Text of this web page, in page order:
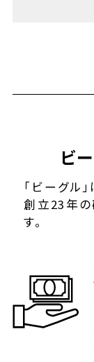
ビ
「ビーグル
創立23年
す。